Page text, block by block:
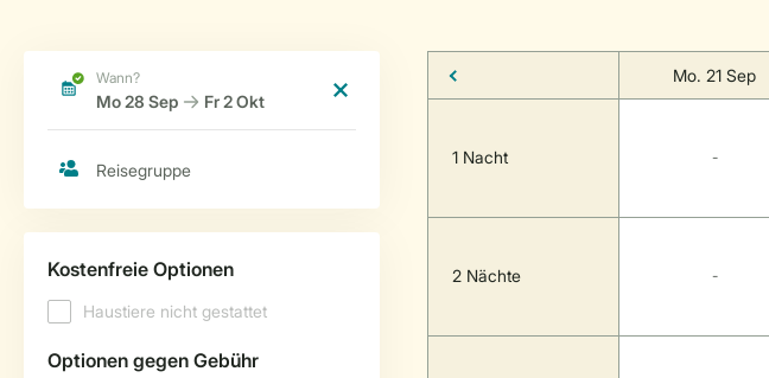
Mo. 21 Sep
1 Nacht -
2 Nächte -